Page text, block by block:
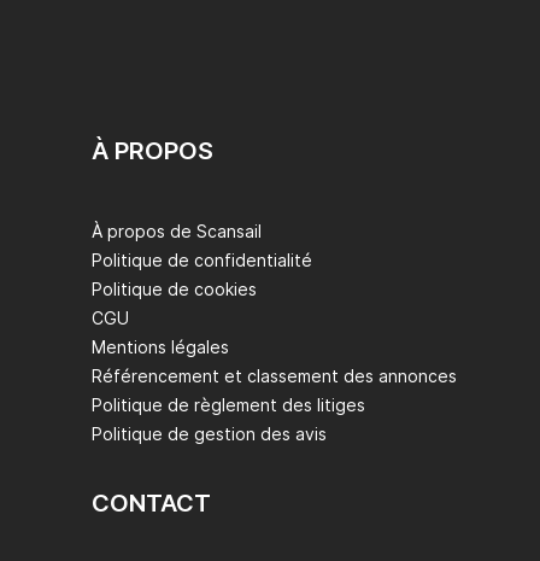
À PROPOS
À propos de Scansail
Politique de confidentialité
Politique de cookies
CGU
Mentions légales
Référencement et classement des annonces
Politique de règlement des litiges
Politique de gestion des avis
CONTACT